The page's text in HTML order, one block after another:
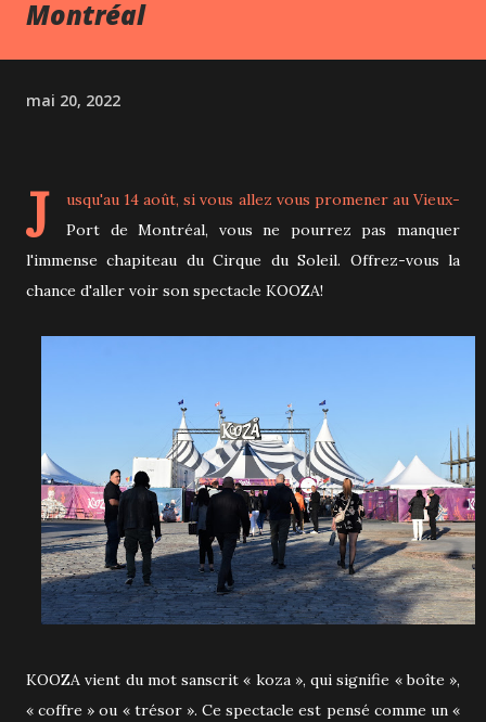
Montréal
mai 20, 2022
J
usqu'au 14 août, si vous allez vous promener au Vieux-
Port de Montréal, vous ne pourrez pas manquer
l'immense chapiteau du Cirque du Soleil. Offrez-vous la
chance d'aller voir son spectacle KOOZA!
KOOZA vient du mot sanscrit « koza », qui signifie « boîte »,
« coffre » ou « trésor ». Ce spectacle est pensé comme un «